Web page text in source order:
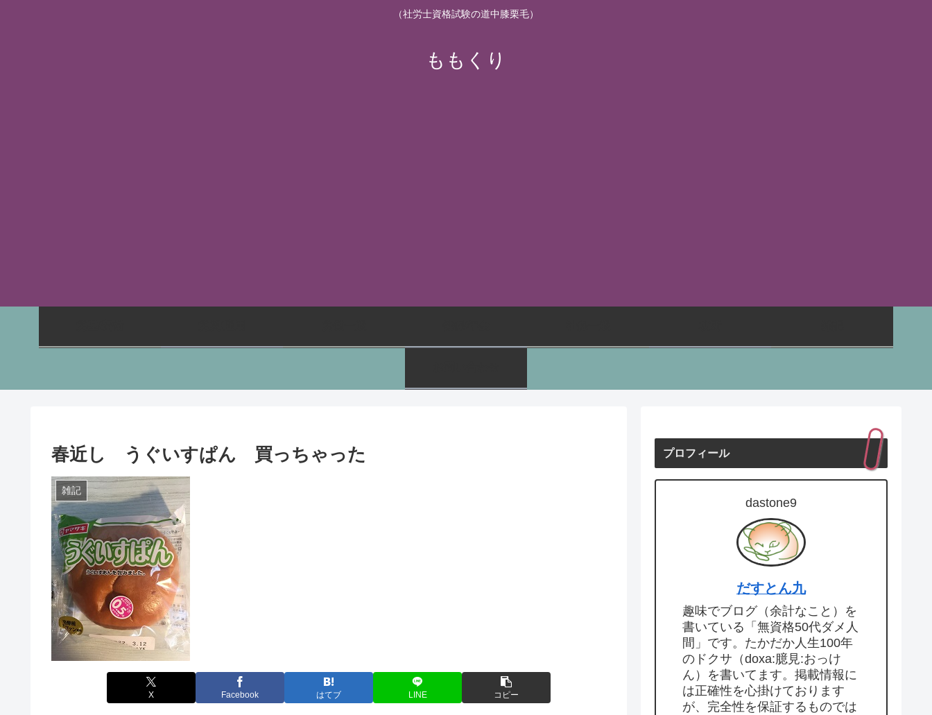
（社労士資格試験の道中膝栗毛）
ももくり
春近し うぐいすぱん 買っちゃった
雑記
X Facebook はてブ LINE コピー
プロフィール
dastone9
だすとん九
趣味でブログ（余計なこと）を
書いている「無資格50代ダメ人
間」です。たかだか人生100年
のドクサ（doxa:臆見:おっけ
ん）を書いてます。掲載情報に
は正確性を心掛けております
が、完全性を保証するものでは